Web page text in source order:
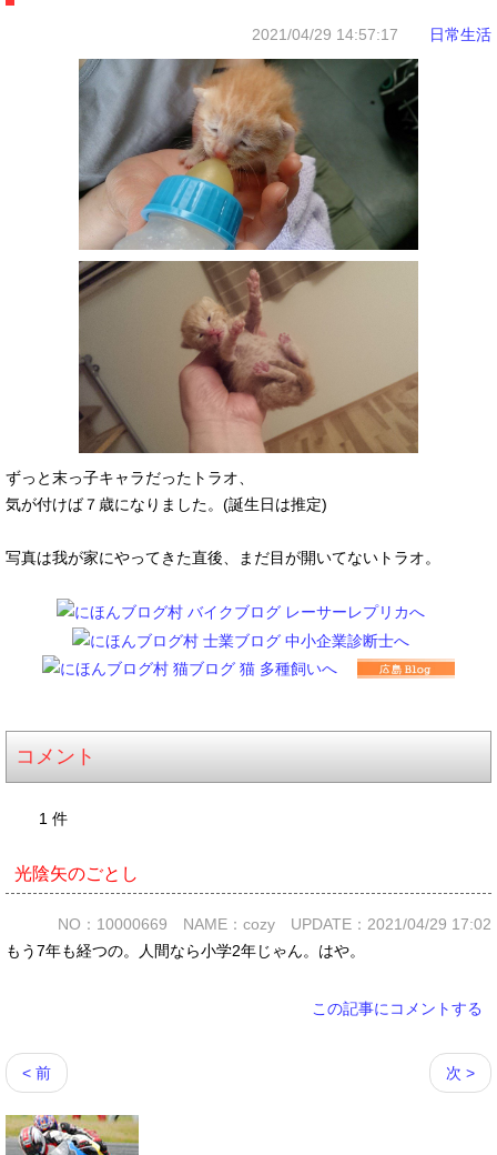
2021/04/29 14:57:17 日常生活
ずっと末っ子キャラだったトラオ、
気が付けば７歳になりました。(誕生日は推定)
写真は我が家にやってきた直後、まだ目が開いてないトラオ。
コメント
1 件
光陰矢のごとし
NO：10000669 NAME：cozy UPDATE：2021/04/29 17:02
もう7年も経つの。人間なら小学2年じゃん。はや。
この記事にコメントする
< 前 次 >